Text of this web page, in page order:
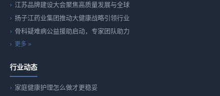
江苏品牌建设大会聚焦高质量发展与全球
扬子江药业集团推动大健康战略引领行业
骨科疑难病公益援助启动，专家团队助力
更多 »
行业动态
家庭健康护理怎么做才更稳妥